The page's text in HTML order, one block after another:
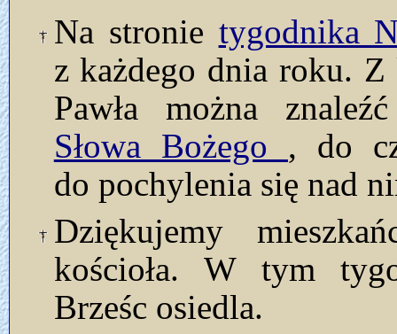
Na stronie tygodnika
z każdego dnia roku. Z
Pawła można
Słowa Bożego , do
do pochylenia się nad
Dziękujemy
kościoła. W tym
Brześc osiedla.